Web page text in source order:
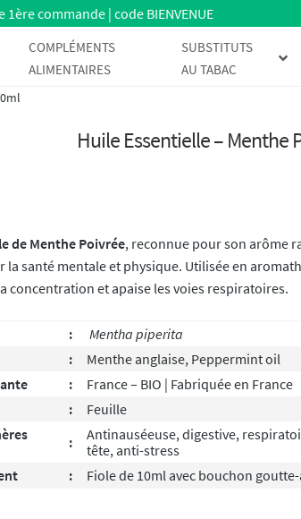
1ère commande | code BIENVENUE
COMPLÉMENTS
ALIMENTAIRES
SUBSTITUTS
AU TABAC
Huile Essentielle – Menthe
de Menthe Poivrée, reconnue pour son arôme
la santé mentale et physique. Utilisée en
concentration et apaise les voies respiratoires.
: Mentha piperita
:
Menthe anglaise, Peppermint oil
:
France – BIO | Fabriquée en France
:
Feuille
:
Antinauséeuse, digestive,
tête, anti-stress
: Fiole de 10ml avec bouchon